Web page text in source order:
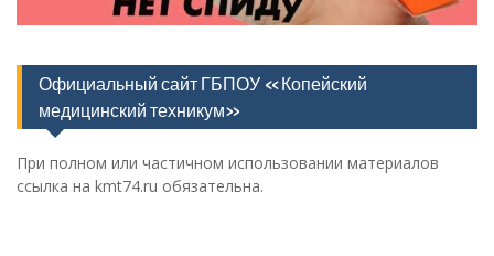
Официальный сайт ГБПОУ «Копейский
медицинский техникум»
При полном или частичном использовании материалов
ссылка на kmt74.ru обязательна.